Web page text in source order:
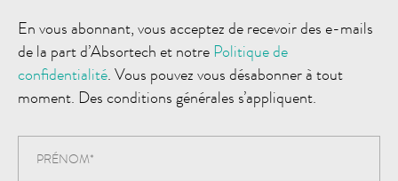
En vous abonnant, vous acceptez de recevoir des e-mails
de la part d’Absortech et notre Politique de
confidentialité. Vous pouvez vous désabonner à tout
moment. Des conditions générales s’appliquent.